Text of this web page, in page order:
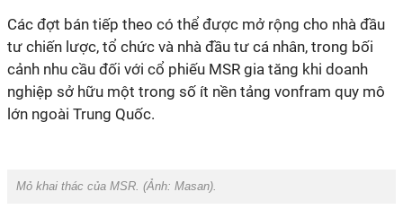
Các đợt bán tiếp theo có thể được mở rộng cho nhà đầu
tư chiến lược, tổ chức và nhà đầu tư cá nhân, trong bối
cảnh nhu cầu đối với cổ phiếu MSR gia tăng khi doanh
nghiệp sở hữu một trong số ít nền tảng vonfram quy mô
lớn ngoài Trung Quốc.
Mỏ khai thác của MSR. (Ảnh: Masan).